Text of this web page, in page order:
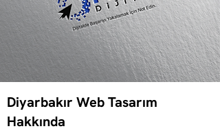
Diyarbakır Web Tasarım
Hakkında